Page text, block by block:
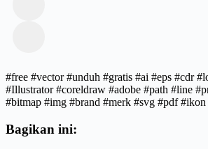
#free #vector #unduh #gratis #ai #eps #cdr
#Illustrator #coreldraw #adobe #path #line
#bitmap #img #brand #merk #svg #pdf
Bagikan ini: